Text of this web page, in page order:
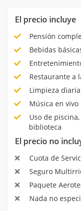
El precio incluye
Pensión
Bebidas
Restaurante a
Limpieza
Música en vivo
Uso de
biblioteca
El precio no
Cuota de
Seguro
Paquete
Nada no